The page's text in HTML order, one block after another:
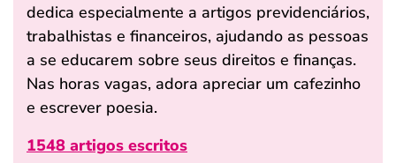
dedica especialmente a artigos previdenciários,
trabalhistas e financeiros, ajudando as pessoas
a se educarem sobre seus direitos e finanças.
Nas horas vagas, adora apreciar um cafezinho
e escrever poesia.
1548 artigos escritos